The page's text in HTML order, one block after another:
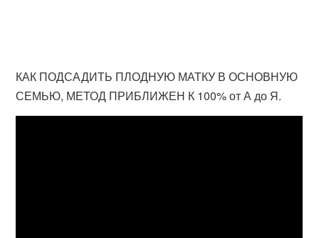
КАК ПОДСАДИТЬ ПЛОДНУЮ МАТКУ В ОСНОВНУЮ
СЕМЬЮ, МЕТОД ПРИБЛИЖЕН К 100% от А до Я.